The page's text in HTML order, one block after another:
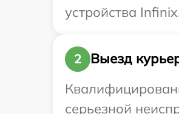
устройства
2
Выезд
серьезной